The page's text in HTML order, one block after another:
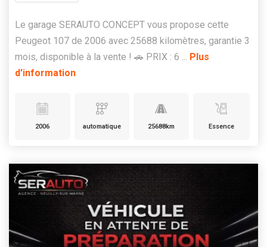
Le garage SERAUTO CONCEPT vous propose cette
Peugeot 107 de 2006 avec 25688 kilomètres, garantie 3
mois, disponible à la vente ! 🚗 PRIX : 6 ... Plus
d'information
2006 automatique 25688km Essence